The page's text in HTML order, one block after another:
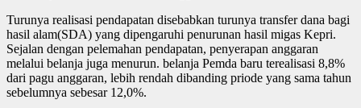
Turunya realisasi pendapatan disebabkan turunya transfer dana bagi
hasil alam(SDA) yang dipengaruhi penurunan hasil migas Kepri.
Sejalan dengan pelemahan pendapatan, penyerapan anggaran
melalui belanja juga menurun. belanja Pemda baru terealisasi 8,8%
dari pagu anggaran, lebih rendah dibanding priode yang sama tahun
sebelumnya sebesar 12,0%.